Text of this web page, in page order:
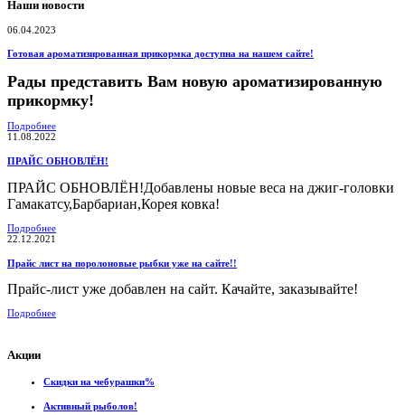
Наши новости
06.04.2023
Готовая ароматизированная прикормка доступна на нашем сайте!
Рады представить Вам новую ароматизированную
прикормку!
Подробнее
11.08.2022
ПРАЙС ОБНОВЛЁН!
ПРАЙС ОБНОВЛЁН!Добавлены новые веса на джиг-головки
Гамакатсу,Барбариан,Корея ковка!
Подробнее
22.12.2021
Прайс лист на поролоновые рыбки уже на сайте!!
Прайс-лист уже добавлен на сайт. Качайте, заказывайте!
Подробнее
Акции
Скидки на чебурашки%
Активный рыболов!